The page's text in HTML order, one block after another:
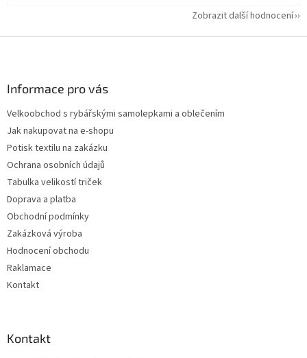
Zobrazit další hodnocení
Informace pro vás
Velkoobchod s rybářskými samolepkami a oblečením
Jak nakupovat na e-shopu
Potisk textilu na zakázku
Ochrana osobních údajů
Tabulka velikostí triček
Doprava a platba
Obchodní podmínky
Zakázková výroba
Hodnocení obchodu
Raklamace
Kontakt
Kontakt